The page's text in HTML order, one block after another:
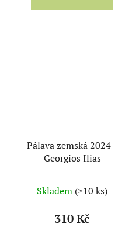
Pálava zemská 2024 -
Georgios Ilias
Skladem (>10 ks)
310 Kč